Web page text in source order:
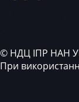
© НДЦ ІПР НАН
При